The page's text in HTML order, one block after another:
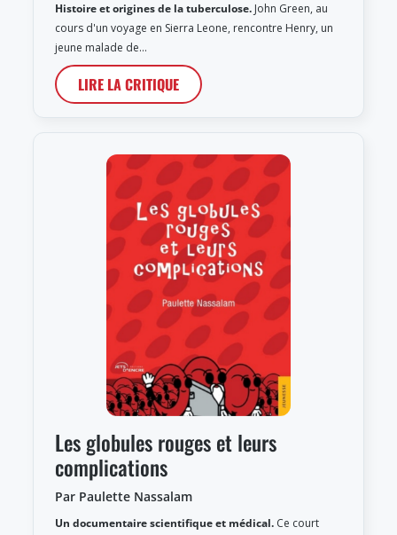
Histoire et origines de la tuberculose. John Green, au
cours d'un voyage en Sierra Leone, rencontre Henry, un
jeune malade de…
LIRE LA CRITIQUE
Les globules rouges et leurs
complications
Par Paulette Nassalam
Un documentaire scientifique et médical. Ce court